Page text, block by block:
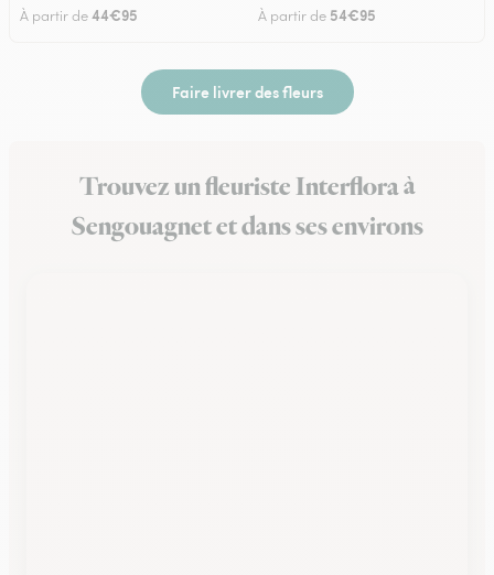
À partir de44€95 À partir de 54€95
Faire livrer des fleurs
Trouvez un fleuriste Interflora à
Sengouagnet et dans ses environs